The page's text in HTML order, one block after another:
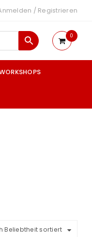
/ Registrieren
0
Beliebtheit sortiert